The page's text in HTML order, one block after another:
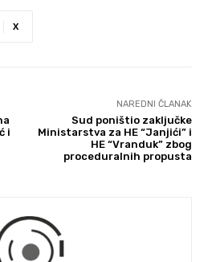
X
i
NAREDNI ČLANAK
Sud poništio zaključke
Ministarstva za HE “Janjići” i
HE “Vranduk” zbog
proceduralnih propusta